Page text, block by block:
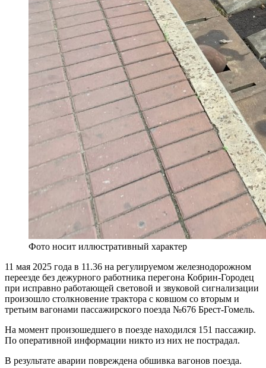
Фото носит иллюстративный характер
11 мая 2025 года в 11.36 на регулируемом железнодорожном
переезде без дежурного работника перегона Кобрин-Городец
при исправно работающей световой и звуковой сигнализации
произошло столкновение трактора с ковшом со вторым и
третьим вагонами пассажирского поезда №676 Брест-Гомель.
На момент произошедшего в поезде находился 151 пассажир.
По оперативной информации никто из них не пострадал.
В результате аварии повреждена обшивка вагонов поезда.